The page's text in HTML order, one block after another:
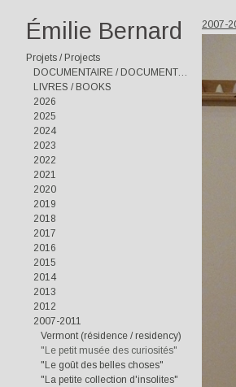
Émilie Bernard
Projets / Projects
DOCUMENTAIRE / DOCUMENTARY
LIVRES / BOOKS
2026
2025
2024
2023
2022
2021
2020
2019
2018
2017
2016
2015
2014
2013
2012
2007-2011
Vermont (résidence / residency)
"Le petit musée des curiosités"
"Le goût des belles choses"
"La petite collection d'insolites"
2007-